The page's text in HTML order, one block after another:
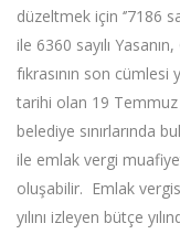
düzeltmek için ‘’7186
ile 6360 sayılı
fıkrasının son cümlesi
tarihi olan 19
belediye sınırlarında
ile emlak vergi
oluşabilir. Emlak
yılını izleyen bütçe